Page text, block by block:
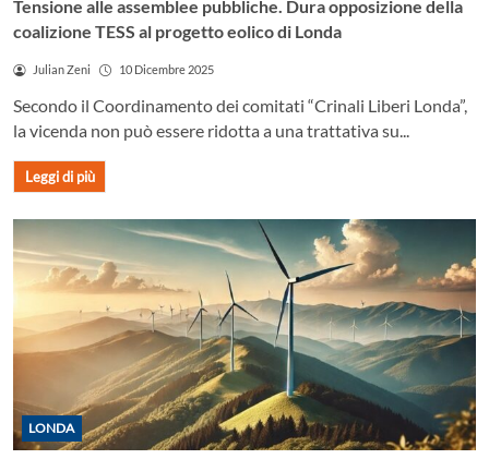
Tensione alle assemblee pubbliche. Dura opposizione della
coalizione TESS al progetto eolico di Londa
Julian Zeni 10 Dicembre 2025
Secondo il Coordinamento dei comitati “Crinali Liberi Londa”,
la vicenda non può essere ridotta a una trattativa su...
Leggi di più
LONDA